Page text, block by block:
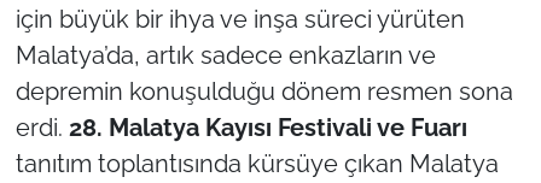
için büyük bir ihya ve inşa süreci yürüten
Malatya’da, artık sadece enkazların ve
depremin konuşulduğu dönem resmen sona
erdi. 28. Malatya Kayısı Festivali ve Fuarı
tanıtım toplantısında kürsüye çıkan Malatya